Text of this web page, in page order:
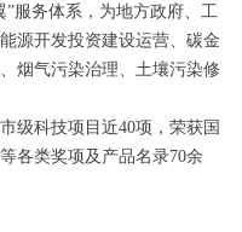
”服务体系，为地方政府、工
源开发投资建设运营、碳金
烟气污染治理、土壤污染修
级科技项目近40项，荣获国
各类奖项及产品名录70余